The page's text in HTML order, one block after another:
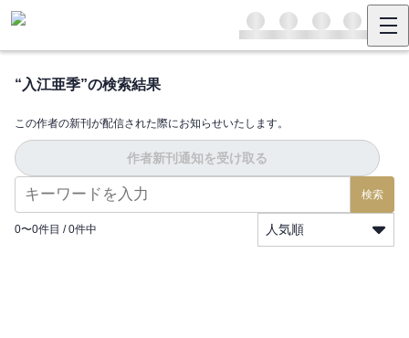
“ 入江亜季”の検索結果
この作者の新刊が配信された際にお知らせいたします。
作者新刊通知を受け取る
検索
0〜0件目 / 0件中 人気順